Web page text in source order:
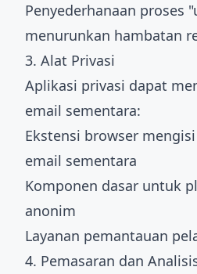
Penyederhanaan proses
menurunkan hambatan
3. Alat Privasi
Aplikasi privasi dapat
email sementara:
Ekstensi browser
email sementara
Komponen dasar untuk
anonim
Layanan pemantauan
4. Pemasaran dan